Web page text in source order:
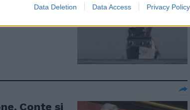
Data Deletion Data Access Privacy Policy
della
Conte si